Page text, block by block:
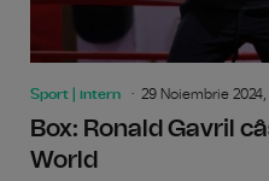
Sport | intern 29 Noiembrie 2024,
Box: Ronald Gavril
World